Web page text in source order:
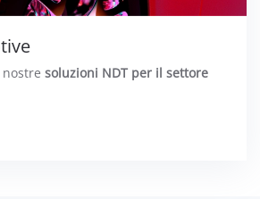
soluzioni NDT per il settore